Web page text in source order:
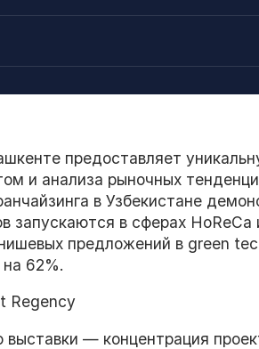
предоставляет
и анализа рыночных
в Узбекистане
запускаются в сферах HoReCa
предложений в green
62%.
Regency
— концентрация